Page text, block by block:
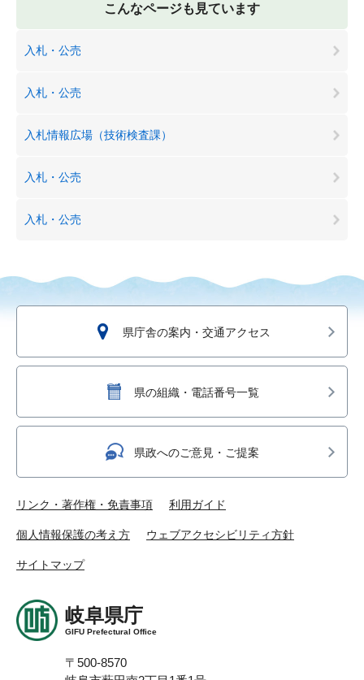
こんなページも見ています
入札・公売
入札・公売
入札情報広場（技術検査課）
入札・公売
入札・公売
県庁舎の案内・交通アクセス
県の組織・電話番号一覧
県政へのご意見・ご提案
リンク・著作権・免責事項 利用ガイド
個人情報保護の考え方 ウェブアクセシビリティ方針
サイトマップ
岐阜県庁
GIFU Prefectural Office
〒500-8570